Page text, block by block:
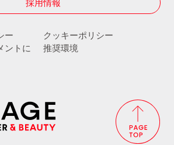
採用情報
ー
クッキーポリシー
ントに
推奨環境